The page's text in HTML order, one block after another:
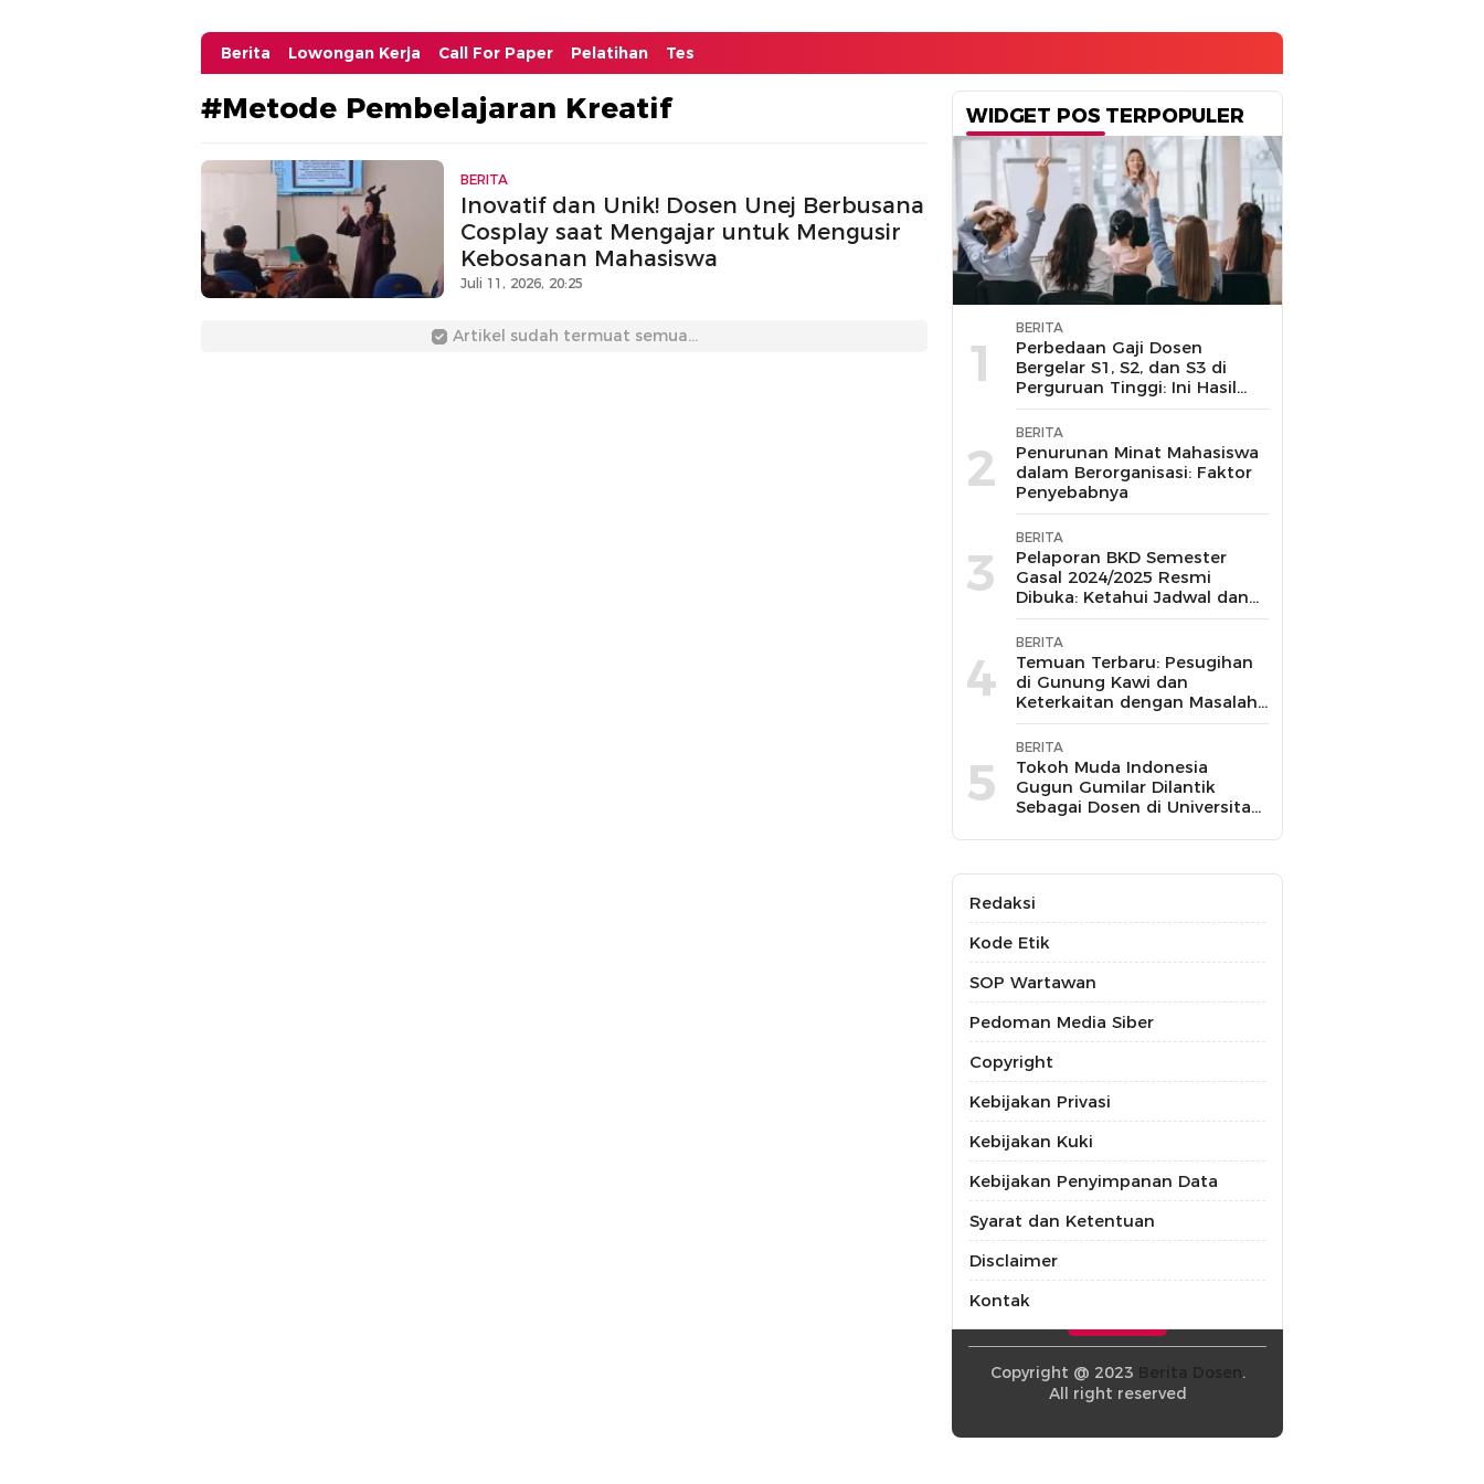
Berita Lowongan Kerja Call For Paper Pelatihan Tes
#Metode Pembelajaran Kreatif
BERITA
Inovatif dan Unik! Dosen Unej Berbusana
Cosplay saat Mengajar untuk Mengusir
Kebosanan Mahasiswa
Juli 11, 2026, 20:25
Artikel sudah termuat semua...
WIDGET POS TERPOPULER
1
BERITA
Perbedaan Gaji Dosen
Bergelar S1, S2, dan S3 di
Perguruan Tinggi: Ini Hasil
Penelusuran
2
BERITA
Penurunan Minat Mahasiswa
dalam Berorganisasi: Faktor
Penyebabnya
3
BERITA
Pelaporan BKD Semester
Gasal 2024/2025 Resmi
Dibuka: Ketahui Jadwal dan
Prosesnya
4
BERITA
Temuan Terbaru: Pesugihan
di Gunung Kawi dan
Keterkaitan dengan Masalah
Kesehatan Mental
5
BERITA
Tokoh Muda Indonesia
Gugun Gumilar Dilantik
Sebagai Dosen di Universitas
Berbagai Mata Kuliah
Redaksi
Kode Etik
SOP Wartawan
Pedoman Media Siber
Copyright
Kebijakan Privasi
Kebijakan Kuki
Kebijakan Penyimpanan Data
Syarat dan Ketentuan
Disclaimer
Kontak
Copyright @ 2023
.
All right reserved